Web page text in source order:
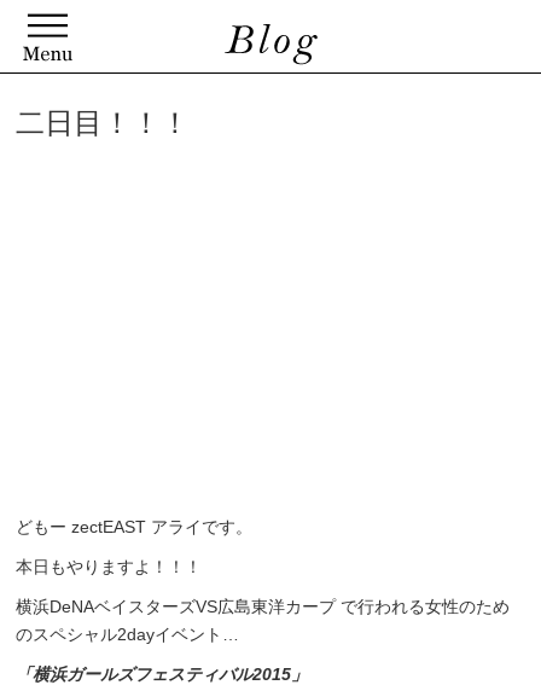
二日目！！！
どもー zectEAST アライです。
本日もやりますよ！！！
横浜DeNAベイスターズVS広島東洋カープ で行われる女性のため
のスペシャル2dayイベント…
「横浜ガールズフェスティバル2015」